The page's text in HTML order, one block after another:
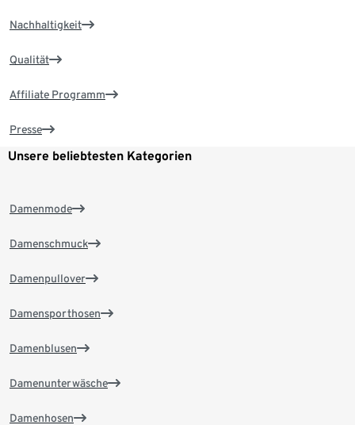
Nachhaltigkeit
Qualität
Affiliate Programm
Presse
Unsere beliebtesten Kategorien
Damenmode
Damenschmuck
Damenpullover
Damensporthosen
Damenblusen
Damenunterwäsche
Damenhosen